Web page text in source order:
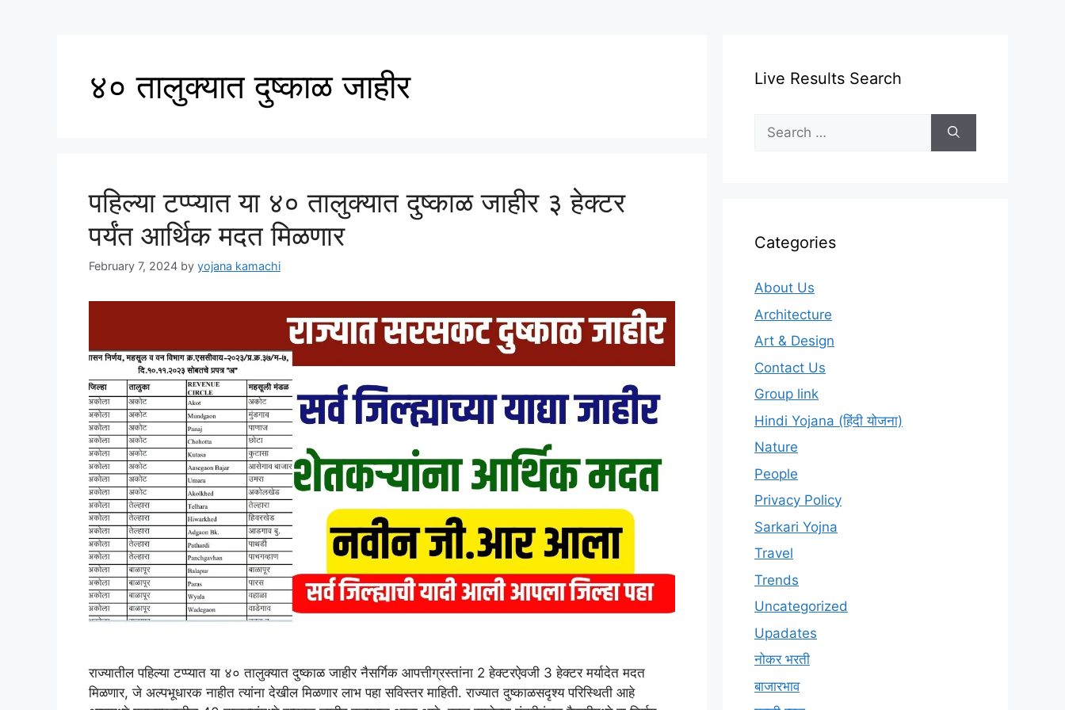
४० तालुक्यात दुष्काळ जाहीर
पहिल्या टप्प्यात या ४० तालुक्यात दुष्काळ जाहीर ३ हेक्टर
पर्यंत आर्थिक मदत मिळणार
February 7, 2024 by yojana kamachi
राज्यातील पहिल्या टप्प्यात या ४० तालुक्यात दुष्काळ जाहीर नैसर्गिक आपत्तीग्रस्तांना 2 हेक्टरऐवजी 3 हेक्टर मर्यादेत मदत
मिळणार, जे अल्पभूधारक नाहीत त्यांना देखील मिळणार लाभ पहा सविस्तर माहिती. राज्यात दुष्काळसदृश्य परिस्थिती आहे
Live Results Search
Search
for:
Categories
About Us
Architecture
Art & Design
Contact Us
Group link
Hindi Yojana (हिंदी योजना)
Nature
People
Privacy Policy
Sarkari Yojna
Travel
Trends
Uncategorized
Upadates
नोकर भरती
बाजारभाव